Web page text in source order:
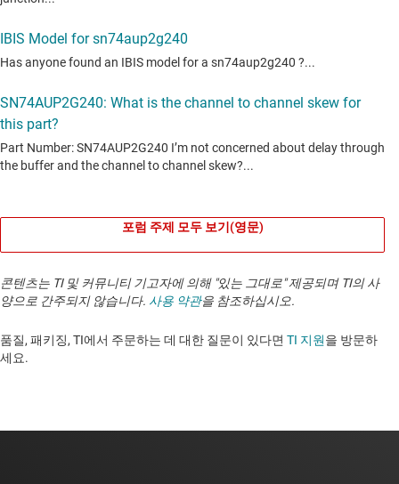
포럼 주제 모두 보기(영문)
콘텐츠는 TI 및 커뮤니티 기고자에 의해 "있는 그대로" 제공되며 TI의 사
양으로 간주되지 않습니다. 사용 약관을 참조하십시오.
품질, 패키징, TI에서 주문하는 데 대한 질문이 있다면 TI 지원을 방문하
세요. ​​​​​​​​​​​​​​